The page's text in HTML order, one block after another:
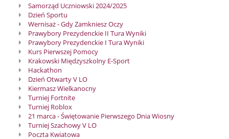
Uczniowski
LO
2024-
2025
Samorząd Uczniowski 2024/2025
Dzień Sportu
Wernisaż - Gdy Zamkniesz Oczy
Prawybory Prezydenckie II Tura Wyniki
Prawybory Prezydenckie I Tura Wyniki
Kurs Pierwszej Pomocy
Krakowski Międzyszkolny E-Sport
Hackathon
Dzień Otwarty V LO
Kiermasz Wielkanocny
Turniej Fortnite
Turniej Roblox
21 marca - Świętowanie Pierwszego Dnia Wiosny
Turniej Szachowy V LO
Poczta Kwiatowa